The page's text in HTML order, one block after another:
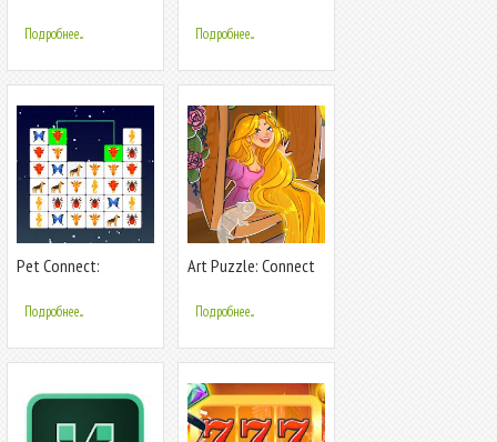
Подробнее... Подробнее...
Pet Connect:
Подробнее...
Art Puzzle: Connect
Подробнее...